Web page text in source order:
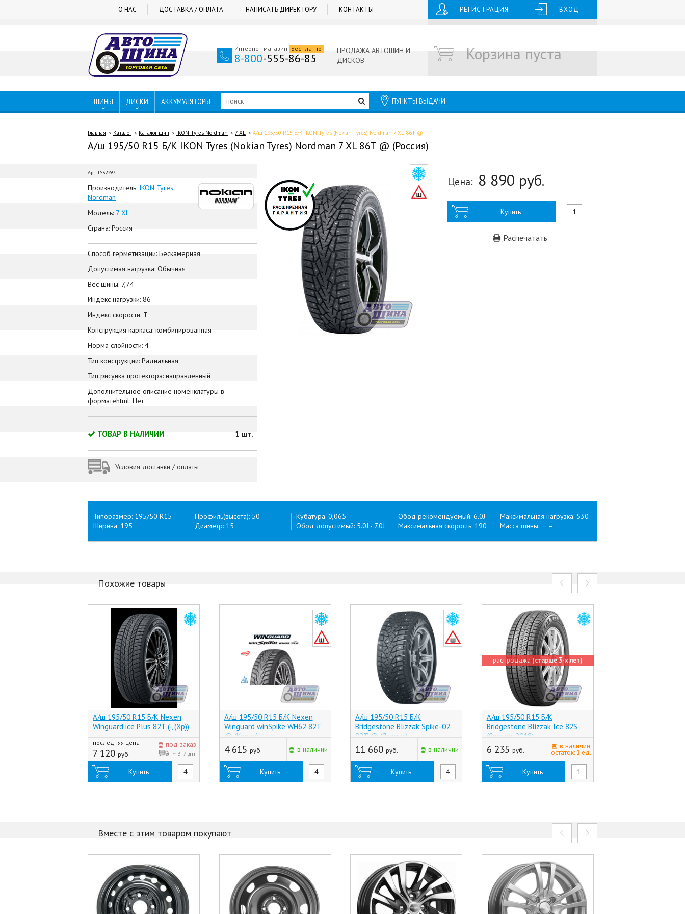
О НАС ДОСТАВКА / ОПЛАТА НАПИСАТЬ ДИРЕКТОРУ КОНТАКТЫ РЕГИСТРАЦИЯ ВХОД
Интернет-магазин Бесплатно
8-800-555-86-85
ПРОДАЖА АВТОШИН И
ДИСКОВ
Корзина пуста
ШИНЫ ДИСКИ АККУМУЛЯТОРЫ ПУНКТЫ ВЫДАЧИ
Главная Каталог Каталог шин IKON Tyres Nordman 7 XL А/ш 195/50 R15 Б/К IKON Tyres (Nokian Tyres) Nordman 7 XL 86T @
А/ш 195/50 R15 Б/К IKON Tyres (Nokian Tyres) Nordman 7 XL 86T @ (Россия)
Арт. TS32297
Производитель: IKON Tyres
Nordman
Модель: 7 XL
Страна: Россия
Способ герметизации: Бескамерная
Допустимая нагрузка: Обычная
Вес шины: 7,74
Индекс нагрузки: 86
Индекс скорости: T
Конструкция каркаса: комбинированная
Норма слойности: 4
Тип конструкции: Радиальная
Тип рисунка протектора: направленный
Дополнительное описание номенклатуры в
форматеhtml: Нет
ТОВАР В НАЛИЧИИ 1 шт.
Условия доставки / оплаты
Цена: 8 890 руб.
Купить
Распечатать
Типоразмер: 195/50 R15
Ширина: 195
Профиль(высота): 50
Диаметр: 15
Кубатура: 0,065
Обод допустимый: 5.0J - 7.0J
Обод рекомендуемый: 6.0J
Максимальная скорость: 190
Максимальная нагрузка: 530
Масса шины: –
Похожие товары
А/ш 195/50 R15 Б/К Nexen
Winguard ice Plus 82T (-, (Хр))
последняя цена
7 120 руб.
под заказ
~ 3-7 дн
Купить
А/ш 195/50 R15 Б/К Nexen
Winguard winSpike WH62 82T
@ (Корея)
4 615 руб. в наличии
Купить
А/ш 195/50 R15 Б/К
Bridgestone Blizzak Spike-02
82T @ (Япония)
11 660 руб. в наличии
Купить
распродажа (старше 3-х лет)
А/ш 195/50 R15 Б/К
Bridgestone Blizzak Ice 82S
(Япония, 2018)
6 235 руб.
в наличии
остаток:1 ед.
Купить
Вместе с этим товаром покупают